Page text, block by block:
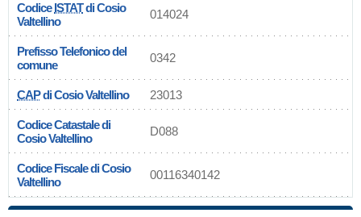
CodiceISTATdi Cosio
Valtellino
014024
Prefisso Telefonico del
comune
0342
CAPdi Cosio Valtellino 23013
Codice Catastale di
Cosio Valtellino
D088
Codice Fiscale di Cosio
Valtellino
00116340142